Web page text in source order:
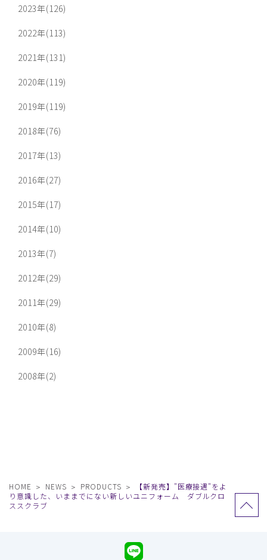
2023年(126)
2022年(113)
2021年(131)
2020年(119)
2019年(119)
2018年(76)
2017年(13)
2016年(27)
2015年(17)
2014年(10)
2013年(7)
2012年(29)
2011年(29)
2010年(8)
2009年(16)
2008年(2)
HOME NEWS PRODUCTS
【新発売】"医療接遇"をよ
り意識した、いままでにない新しいユニフォーム ダブルクロ
ススクラブ